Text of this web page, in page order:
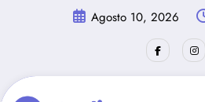
Agosto 10, 2026